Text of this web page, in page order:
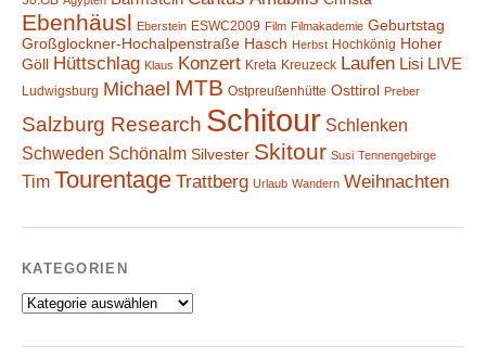
Ebenhäusl Eberstein ESWC2009 Film Filmakademie Geburtstag
Großglockner-Hochalpenstraße Hasch Herbst Hochkönig Hoher
Göll
Hüttschlag Klaus Konzert Kreta Kreuzeck Laufen Lisi LIVE
Ludwigsburg Michael MTB Ostpreußenhütte Osttirol Preber
Salzburg Research Schitour Schlenken
Schweden Schönalm Silvester Skitour Susi Tennengebirge
Tim Tourentage Trattberg Urlaub Wandern Weihnachten
KATEGORIEN
Kategorien